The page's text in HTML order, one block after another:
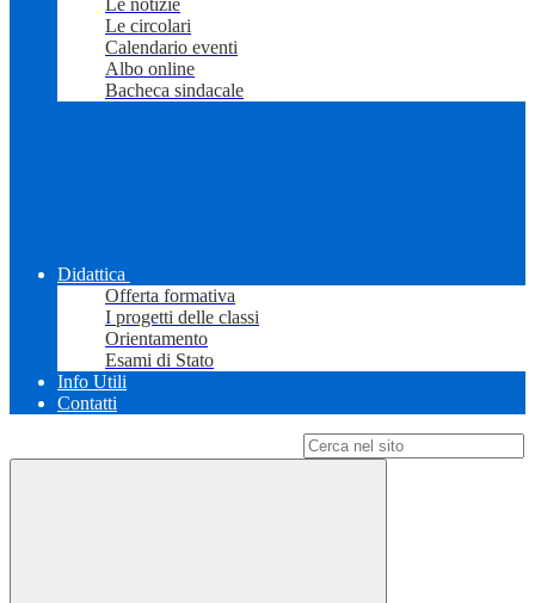
Le notizie
Le circolari
Calendario eventi
Albo online
Bacheca sindacale
Didattica
Offerta formativa
I progetti delle classi
Orientamento
Esami di Stato
Info Utili
Contatti